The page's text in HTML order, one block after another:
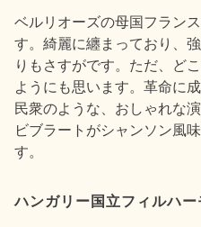
ベルリオーズの母国フラン
す。綺麗に纏まっており、
りもさすがです。ただ、ど
ようにも思います。革命に
民衆のような、おしゃれな
ビブラートがシャンソン風
す。
ハンガリー国立フィルハ